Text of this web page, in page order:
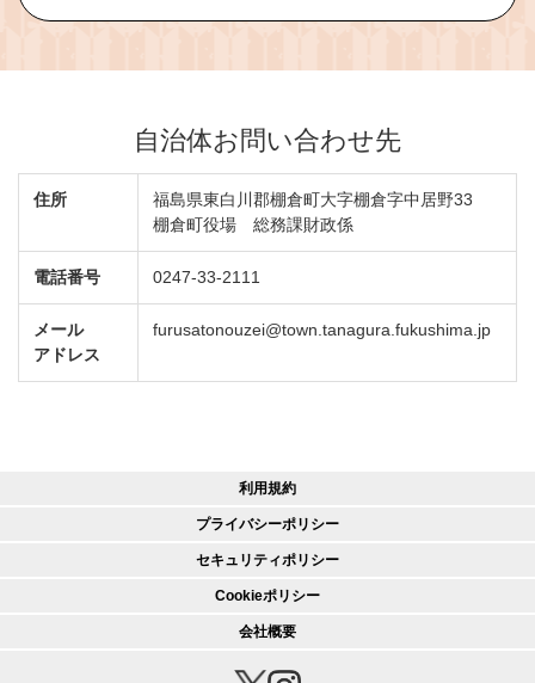
自治体お問い合わせ先
住所
福島県東白川郡棚倉町大字棚倉字中居野33
棚倉町役場 総務課財政係
電話番号 0247-33-2111
メール
アドレス
furusatonouzei@town.tanagura.fukushima.jp
利用規約
プライバシーポリシー
セキュリティポリシー
Cookieポリシー
会社概要